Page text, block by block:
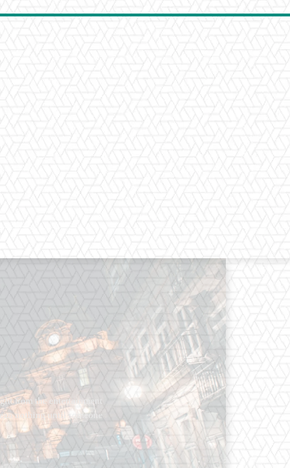
from the entertainment
nothing until someone